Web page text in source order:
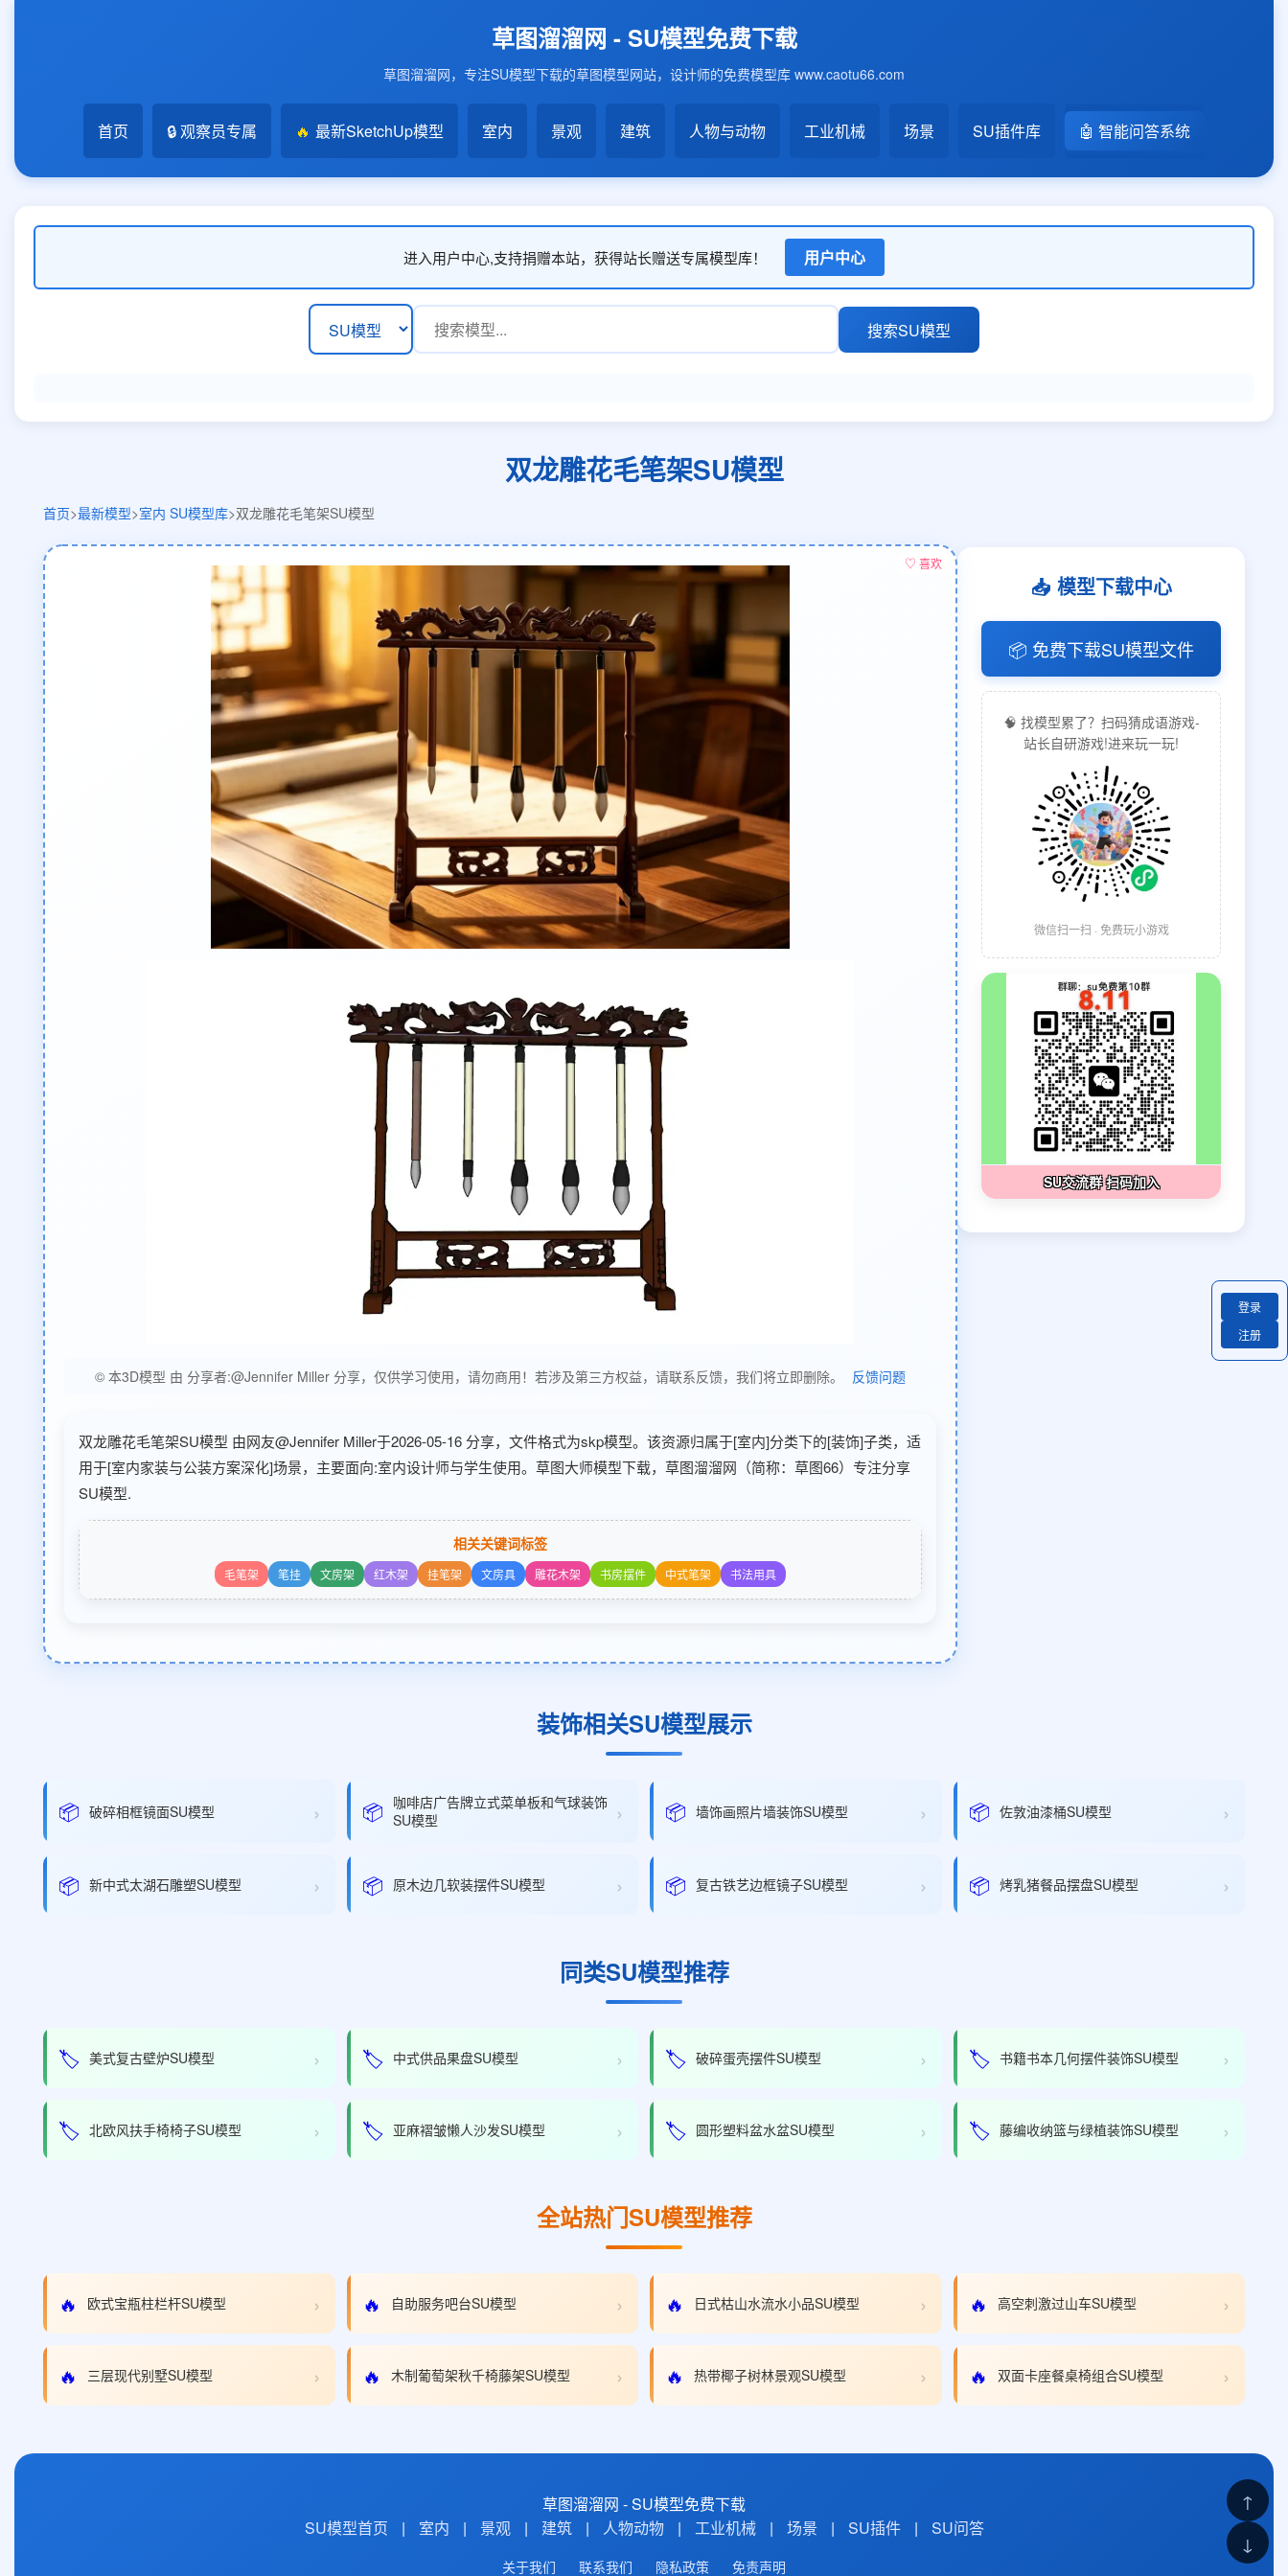
草图溜溜网 - SU模型免费下载
草图溜溜网，专注SU模型下载的草图模型网站，设计师的免费模型库 www.caotu66.com
首页 🔒 观察员专属 🔥 最新SketchUp模型 室内 景观 建筑 人物与动物 工业机械 场景 SU插件库 🤖 智能问答系统
进入用户中心,支持捐赠本站，获得站长赠送专属模型库！ 用户中心
搜索SU模型
双龙雕花毛笔架SU模型
首页>最新模型>室内 SU模型库>双龙雕花毛笔架SU模型
♡ 喜欢
© 本3D模型 由 分享者:@Jennifer Miller 分享，仅供学习使用，请勿商用！若涉及第三方权益，请联系反馈，我们将立即删除。 反馈问题
双龙雕花毛笔架SU模型 由网友@Jennifer Miller于2026-05-16 分享，文件格式为skp模型。该资源归属于[室内]分类下的[装饰]子类，适
用于[室内家装与公装方案深化]场景，主要面向:室内设计师与学生使用。草图大师模型下载，草图溜溜网（简称：草图66）专注分享
SU模型.
相关关键词标签
毛笔架 笔挂 文房架 红木架 挂笔架 文房具 雕花木架 书房摆件 中式笔架 书法用具
📥 模型下载中心
📦 免费下载SU模型文件
🧠 找模型累了？扫码猜成语游戏-
站长自研游戏!进来玩一玩!
微信扫一扫 · 免费玩小游戏
SU交流群 扫码加入
装饰相关SU模型展示
📦 破碎相框镜面SU模型 › 📦 咖啡店广告牌立式菜单板和气球装饰
SU模型
› 📦 墙饰画照片墙装饰SU模型 › 📦 佐敦油漆桶SU模型 ›
📦 新中式太湖石雕塑SU模型 › 📦 原木边几软装摆件SU模型 › 📦 复古铁艺边框镜子SU模型 › 📦 烤乳猪餐品摆盘SU模型 ›
同类SU模型推荐
🏷️ 美式复古壁炉SU模型 › 🏷️ 中式供品果盘SU模型 › 🏷️ 破碎蛋壳摆件SU模型 › 🏷️ 书籍书本几何摆件装饰SU模型 ›
🏷️ 北欧风扶手椅椅子SU模型 › 🏷️ 亚麻褶皱懒人沙发SU模型 › 🏷️ 圆形塑料盆水盆SU模型 › 🏷️ 藤编收纳篮与绿植装饰SU模型 ›
全站热门SU模型推荐
🔥 欧式宝瓶柱栏杆SU模型 › 🔥 自助服务吧台SU模型 › 🔥 日式枯山水流水小品SU模型 › 🔥 高空刺激过山车SU模型 ›
🔥 三层现代别墅SU模型 › 🔥 木制葡萄架秋千椅藤架SU模型 › 🔥 热带椰子树林景观SU模型 › 🔥 双面卡座餐桌椅组合SU模型 ›
草图溜溜网 - SU模型免费下载
SU模型首页
| 室内 | 景观 | 建筑 | 人物动物 | 工业机械 | 场景 | SU插件 | SU问答
关于我们 联系我们 隐私政策 免责声明
↑
↓
登录
注册